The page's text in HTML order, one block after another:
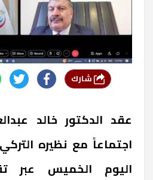
عقد الدكتور خالد
اجتماعاً مع نظيره
اليوم الخميس عبر